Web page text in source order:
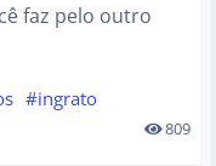
faz pelo outro
#ingrato
809